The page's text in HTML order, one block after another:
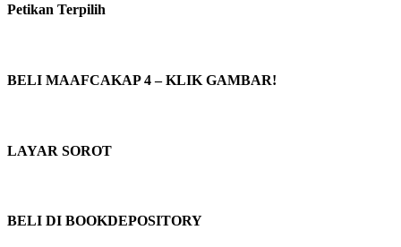
Petikan Terpilih
BELI MAAFCAKAP 4 – KLIK GAMBAR!
LAYAR SOROT
BELI DI BOOKDEPOSITORY